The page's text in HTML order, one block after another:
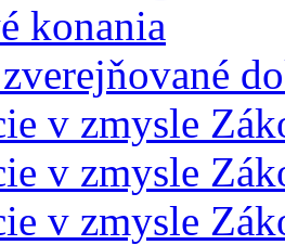
konania
v zmysle
v zmysle
v zmysle